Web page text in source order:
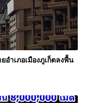
ำเภอเมืองภูเก็ตลงพื้น